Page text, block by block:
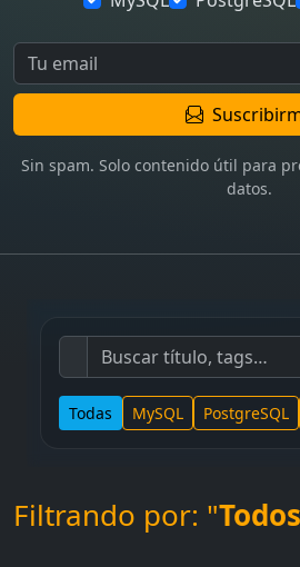
Sin spam. Solo contenido útil para
datos.
Todas MySQL PostgreSQL
Filtrando por: "Todos